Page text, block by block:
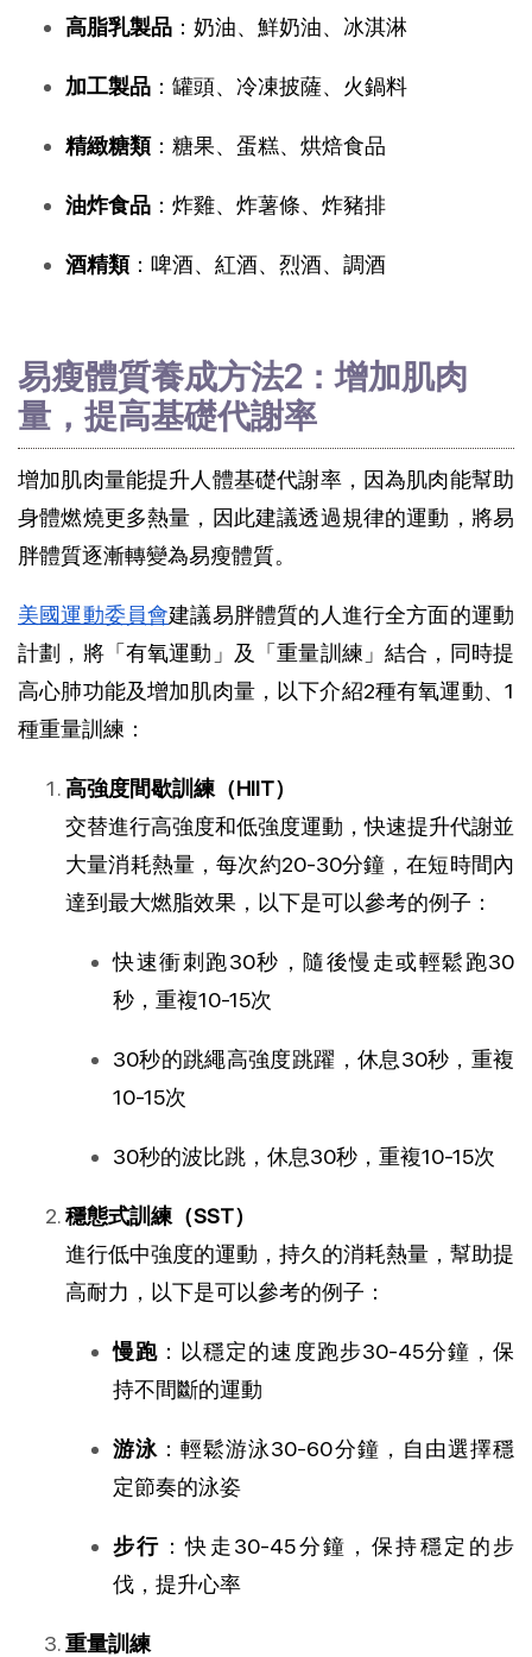
高脂乳製品 ：奶油、鮮奶油、冰淇淋
加工製品 ：罐頭、冷凍披薩、火鍋料
精緻糖類：糖果、蛋糕、烘焙食品
油炸食品 ：炸雞、炸薯條、炸豬排
酒精類：啤酒、紅酒、烈酒、調酒
易瘦體質養成方法2：增加肌肉
量，提高基礎代謝率
增加肌肉量能提升人體基礎代謝率，因為肌肉能幫助
身體燃燒更多熱量，因此建議透過規律的運動，將易
胖體質逐漸轉變為易瘦體質。
美國運動委員會建議易胖體質的人進行全方面的運動
計劃，將「有氧運動」及「重量訓練」結合，同時提
高心肺功能及增加肌肉量，以下介紹2種有氧運動、1
種重量訓練：
高強度間歇訓練（HIIT）
交替進行高強度和低強度運動，快速提升代謝並
大量消耗熱量，每次約20-30分鐘，在短時間內
達到最大燃脂效果，以下是可以參考的例子：
快速衝刺跑30秒，隨後慢走或輕鬆跑30
秒，重複10-15次
30秒的跳繩高強度跳躍，休息30秒，重複
10-15次
30秒的波比跳，休息30秒，重複10-15次
穩態式訓練（SST）
進行低中強度的運動，持久的消耗熱量，幫助提
高耐力，以下是可以參考的例子：
慢跑 ：以穩定的速度跑步30-45分鐘，保
持不間斷的運動
游泳 ：輕鬆游泳30-60分鐘，自由選擇穩
定節奏的泳姿
步行 ：快走30-45分鐘，保持穩定的步
伐，提升心率
重量訓練